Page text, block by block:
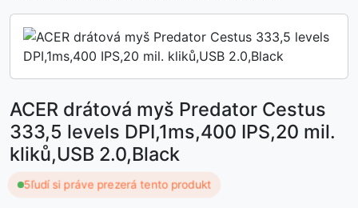
ACER drátová myš Predator Cestus
333,5 levels DPI,1ms,400 IPS,20 mil.
kliků,USB 2.0,Black
5ľudí si práve prezerá tento produkt